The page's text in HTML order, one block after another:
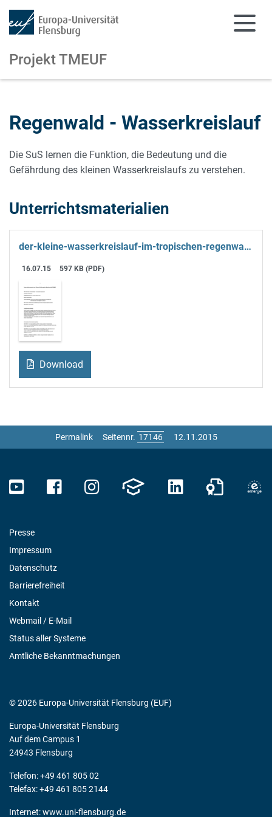
Projekt TMEUF
Regenwald - Wasserkreislauf
Die SuS lernen die Funktion, die Bedeutung und die
Gefährdung des kleinen Wasserkreislaufs zu verstehen.
Unterrichtsmaterialien
der-kleine-wasserkreislauf-im-tropischen-regenwald.pdf
16.07.15 597 KB (PDF)
Download
Permalink Seitennr. 12.11.2015
Presse
Impressum
Datenschutz
Barrierefreiheit
Kontakt
Webmail / E-Mail
Status aller Systeme
Amtliche Bekanntmachungen
© 2026 Europa-Universität Flensburg (EUF)
Europa-Universität Flensburg
Auf dem Campus 1
24943 Flensburg
Telefon: +49 461 805 02
Telefax: +49 461 805 2144
Internet:www.uni-flensburg.de